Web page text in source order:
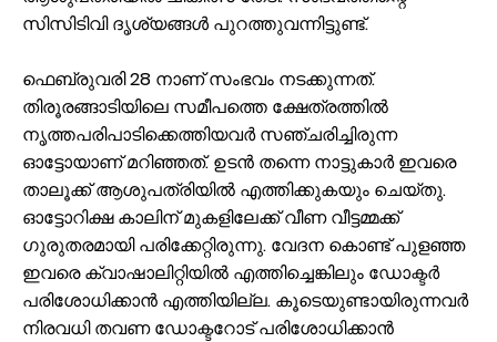
സിസിടിവി ദൃശ്യങ്ങൾ പുറത്തുവന്നിട്ടുണ്ട്.
ഫെബ്രുവരി 28 നാണ് സംഭവം നടക്കുന്നത്.
തിരൂരങ്ങാടിയിലെ സമീപത്തെ ക്ഷേത്രത്തില്‍
നൃത്തപരിപാടിക്കെത്തിയവര്‍ സഞ്ചരിച്ചിരുന്ന
ഓട്ടോയാണ് മറിഞ്ഞത്. ഉടന്‍ തന്നെ നാട്ടുകാര്‍ ഇവരെ
താലൂക്ക് ആശുപത്രിയില്‍ എത്തിക്കുകയും ചെയ്തു.
ഓട്ടോറിക്ഷ കാലിന് മുകളിലേക്ക് വീണ വീട്ടമ്മക്ക്
ഗുരുതരമായി പരിക്കേറ്റിരുന്നു. വേദന കൊണ്ട് പുളഞ്ഞ
ഇവരെ ക്വാഷാലിറ്റിയില്‍ എത്തിച്ചെങ്കിലും ഡോക്ടര്‍
പരിശോധിക്കാന്‍ എത്തിയില്ല. കൂടെയുണ്ടായിരുന്നവര്‍
നിരവധി തവണ ഡോക്ടറോട് പരിശോധിക്കാന്‍